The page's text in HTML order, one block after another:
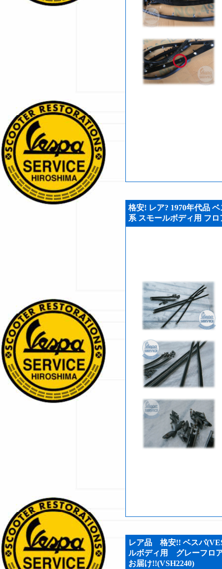
格安! レア? 1970年代品
系 スモールボディ用 フ
レア品 格安!! ベスパ
ルボディ用 グレーフロ
お届け!!(VSH2240)